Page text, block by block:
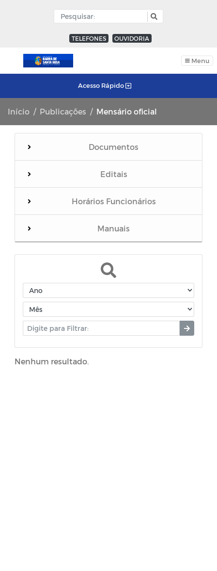
TELEFONES OUVIDORIA
Menu
Acesso Rápido
Início Publicações Mensário oficial
Documentos
Editais
Horários Funcionários
Manuais
Mensário oficial
Concurso Público
Portal do Contribuinte
Decretos - Coronavírus (COVID-19)
Nenhum resultado.